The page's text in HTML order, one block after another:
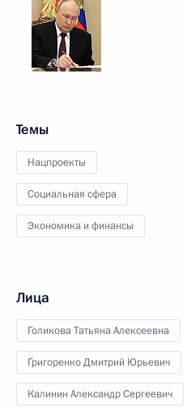
Темы
Нацпроекты
Социальная сфера
Экономика и финансы
Лица
Голикова Татьяна Алексеевна
Григоренко Дмитрий Юрьевич
Калинин Александр Сергеевич